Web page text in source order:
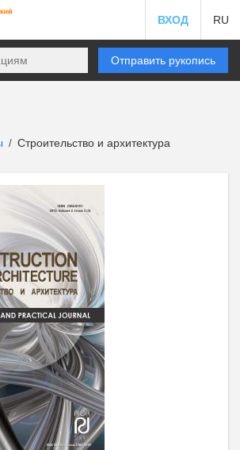
ВХОД RU
Отправить рукопись
/ Строительство и архитектура